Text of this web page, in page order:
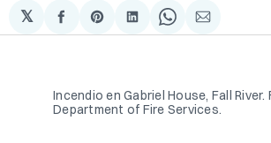
𝕏
Compartir
en
Share
on
Compartir
en
Share
on
via
Incendio en Gabriel House, Fall River.
Department of Fire Services.